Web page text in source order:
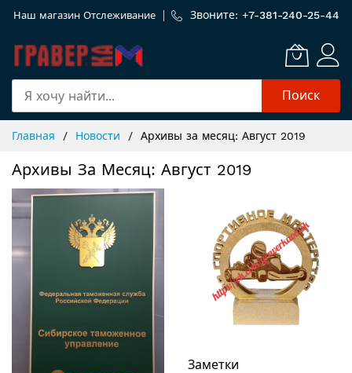
Наш магазин Отслеживание Звоните: +7-381-240-25-44
Поиск
Content
Главная Новости Архивы за месяц: Август 2019
Архивы За Месяц: Август 2019
Заметки